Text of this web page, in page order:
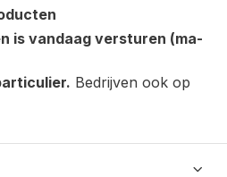
is vandaag versturen (ma-
Bedrijven ook op